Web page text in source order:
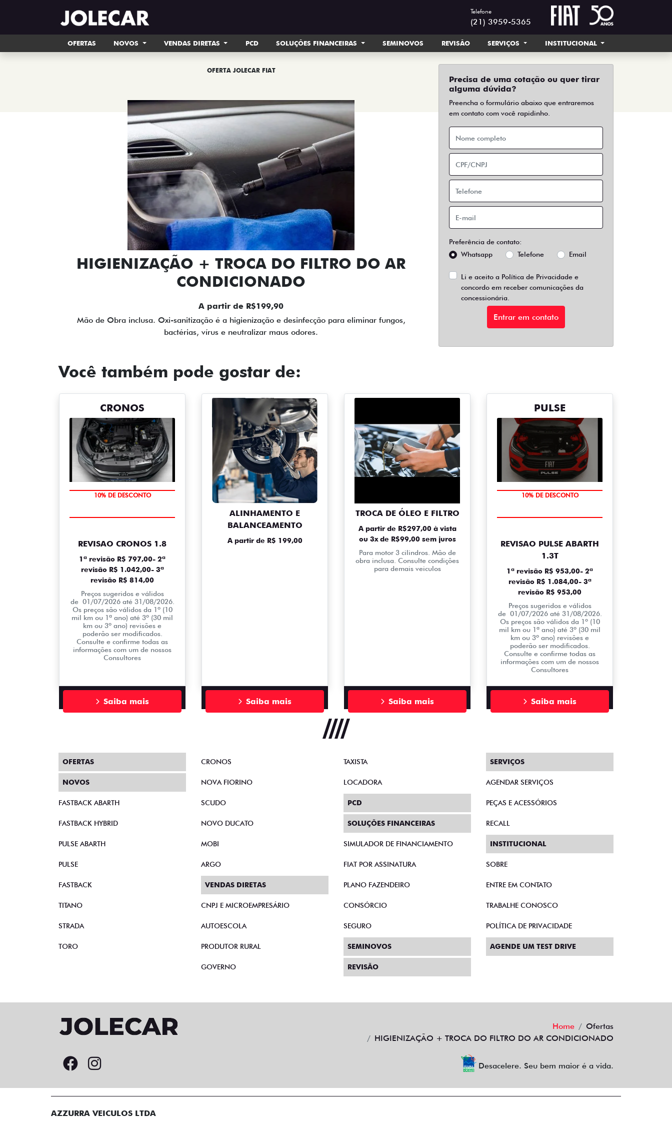
Telefone
(21) 3959-5365
OFERTAS NOVOS VENDAS DIRETAS PCD SOLUÇÕES FINANCEIRAS SEMINOVOS REVISÃO SERVIÇOS INSTITUCIONAL
OFERTA JOLECAR FIAT
HIGIENIZAÇÃO + TROCA DO FILTRO DO AR
CONDICIONADO
A partir de R$199,90
Mão de Obra inclusa. Oxi-sanitização é a higienização e desinfecção para eliminar fungos,
bactérias, vírus e neutralizar maus odores.
Precisa de uma cotação ou quer tirar
alguma dúvida?
Preencha o formulário abaixo que entraremos
em contato com você rapidinho.
Preferência de contato:
Whatsapp
Telefone Email
Li e aceito a Política de Privacidade e
concordo em receber comunicações da
concessionária.
Entrar em contato
Você também pode gostar de:
CRONOS
MÃO DE OBRA
REVISAO CRONOS 1.8
1ª revisão R$ 797,00- 2ª
revisão R$ 1.042,00- 3ª
revisão R$ 814,00
Preços sugeridos e válidos
de 01/07/2026 até 31/08/2026.
Os preços são válidos da 1º (10
mil km ou 1ª ano) até 3º (30 mil
km ou 3º ano) revisões e
poderão ser modificados.
Consulte e confirme todas as
informações com um de nossos
Consultores
Saiba mais
ALINHAMENTO E
BALANCEAMENTO
A partir de R$ 199,00
Saiba mais
TROCA DE ÓLEO E FILTRO
A partir de R$297,00 à vista
ou 3x de R$99,00 sem juros
Para motor 3 cilindros. Mão de
obra inclusa. Consulte condições
para demais veiculos
Saiba mais
PULSE
MÃO DE OBRA
REVISAO PULSE ABARTH
1.3T
1ª revisão R$ 953,00- 2ª
revisão R$ 1.084,00- 3ª
revisão R$ 953,00
Preços sugeridos e válidos
de 01/07/2026 até 31/08/2026.
Os preços são válidos da 1º (10
mil km ou 1ª ano) até 3º (30 mil
km ou 3º ano) revisões e
poderão ser modificados.
Consulte e confirme todas as
informações com um de nossos
Consultores
Saiba mais
OFERTAS
NOVOS
FASTBACK ABARTH
FASTBACK HYBRID
PULSE ABARTH
PULSE
FASTBACK
TITANO
STRADA
TORO
CRONOS
NOVA FIORINO
SCUDO
NOVO DUCATO
MOBI
ARGO
VENDAS DIRETAS
CNPJ E MICROEMPRESÁRIO
AUTOESCOLA
PRODUTOR RURAL
GOVERNO
TAXISTA
LOCADORA
PCD
SOLUÇÕES FINANCEIRAS
SIMULADOR DE FINANCIAMENTO
FIAT POR ASSINATURA
PLANO FAZENDEIRO
CONSÓRCIO
SEGURO
SEMINOVOS
REVISÃO
SERVIÇOS
AGENDAR SERVIÇOS
PEÇAS E ACESSÓRIOS
RECALL
INSTITUCIONAL
SOBRE
ENTRE EM CONTATO
TRABALHE CONOSCO
POLÍTICA DE PRIVACIDADE
AGENDE UM TEST DRIVE
Home
Ofertas
HIGIENIZAÇÃO + TROCA DO FILTRO DO AR CONDICIONADO
Desacelere. Seu bem maior é a vida.
AZZURRA VEICULOS LTDA